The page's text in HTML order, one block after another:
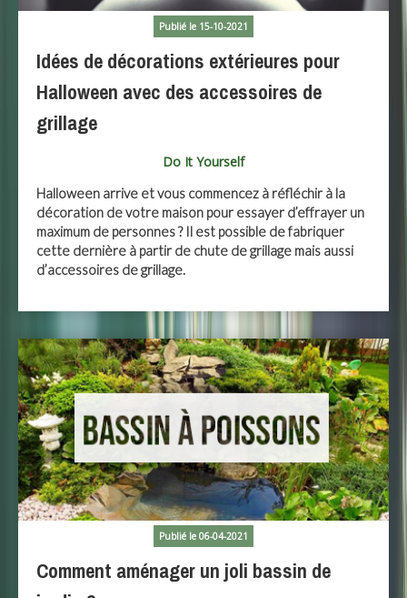
Publié le 15-10-2021
Idées de décorations extérieures pour
Halloween avec des accessoires de
grillage
Do It Yourself
Halloween arrive et vous commencez à réfléchir à la
décoration de votre maison pour essayer d’effrayer un
maximum de personnes ? Il est possible de fabriquer
cette dernière à partir de chute de grillage mais aussi
d’accessoires de grillage.
Publié le 06-04-2021
Comment aménager un joli bassin de